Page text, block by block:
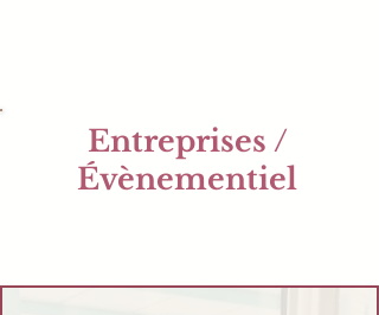
Entreprises /
Évènementiel